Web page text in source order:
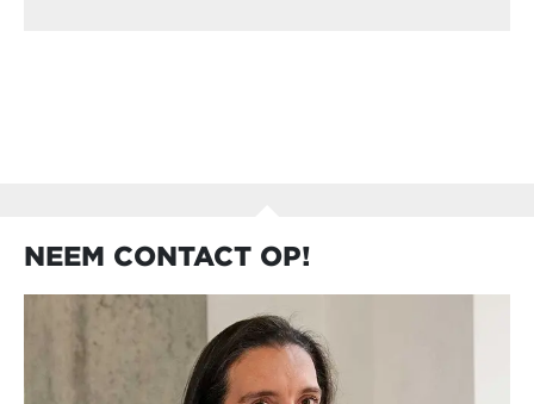
NEEM CONTACT OP!